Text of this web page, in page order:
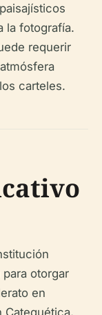
la fotografía.
requerir
carteles.
otorgar
en
Catequética,